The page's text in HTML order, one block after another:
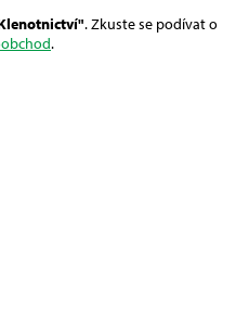
. Zkuste se podívat o
.